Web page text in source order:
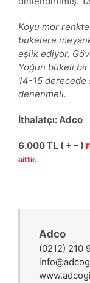
Koyu mor
bukelere
eşlik ediyor.
Yoğun bükeli bir
14-15
denenmeli.
İthalatçı: Adco
6.000TL ( + – )
aittir.
Adco
(0212) 210